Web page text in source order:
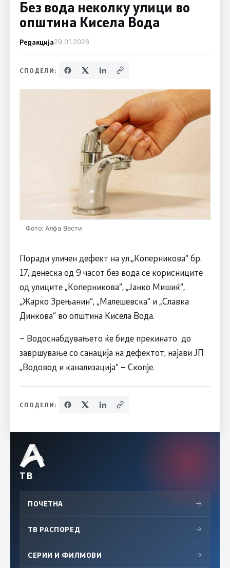
Без вода неколку улици во
општина Кисела Вода
Редакција29.01.2026
СПОДЕЛИ:
Фото: Алфа Вести
Поради уличен дефект на ул.„Коперникова“ бр.
17, денеска од 9 часот без вода се корисниците
од улиците „Коперникова“, „Јанко Мишиќ“,
„Жарко Зрењанин“, „Малешевска“ и „Славка
Динкова“ во општина Кисела Вода.
– Водоснабдувањето ќе биде прекинато до
завршување со санација на дефектот, најави ЈП
„Водовод и канализација“ – Скопје.
СПОДЕЛИ:
ТВ
ПОЧЕТНА →
ТВ РАСПОРЕД →
СЕРИИ И ФИЛМОВИ →